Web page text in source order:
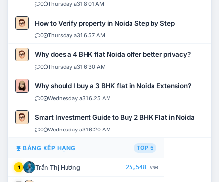
0 Thursday a31 8:01 AM
How to Verify property in Noida Step by Step
0 Thursday a31 6:57 AM
Why does a 4 BHK flat Noida offer better privacy?
0 Thursday a31 6:30 AM
Why should I buy a 3 BHK flat in Noida Extension?
0 Wednesday a31 6:25 AM
Smart Investment Guide to Buy 2 BHK Flat in Noida
0 Wednesday a31 6:20 AM
BẢNG XẾP HẠNG TOP 5
1 Trần Thị Hương 25,548 VNĐ